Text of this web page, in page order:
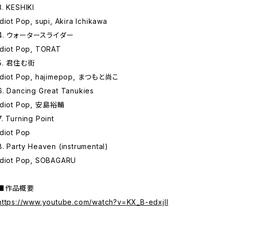
KESHIKI
Pop, supi, Akira Ichikawa
ウォータースライダー
Pop, TORAT
君住む街
Pop, hajimepop, まつもと尚こ
Dancing Great Tanukies
Pop, 安島裕輔
Turning Point
Pop
Party Heaven (instrumental)
Pop, SOBAGARU
作品概要
www.youtube.com/watch?v=KX_B-edxjII